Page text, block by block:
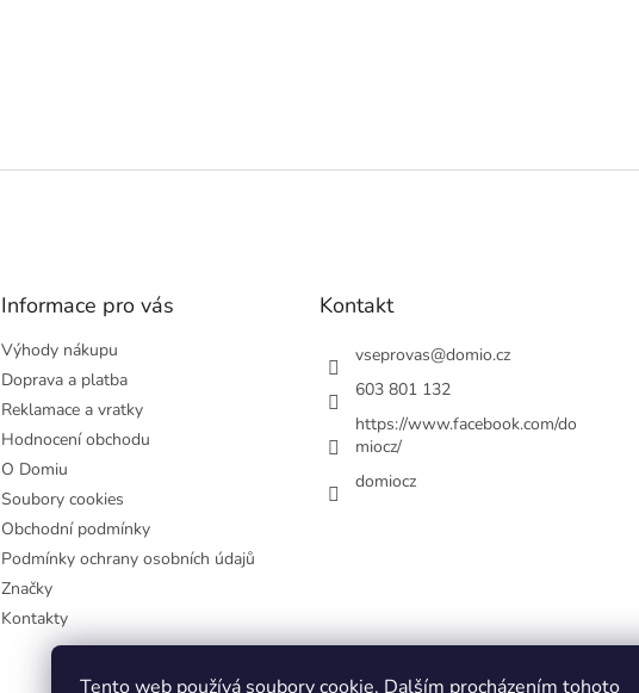
Tento web používá soubory cookie. Dalším procházením tohoto
Informace pro vás
Výhody nákupu
Doprava a platba
Reklamace a vratky
Hodnocení obchodu
O Domiu
Soubory cookies
Obchodní podmínky
Podmínky ochrany osobních údajů
Značky
Kontakty
Kontakt
vseprovas@domio.cz
603 801 132
https://www.facebook.com/do
miocz/
domiocz